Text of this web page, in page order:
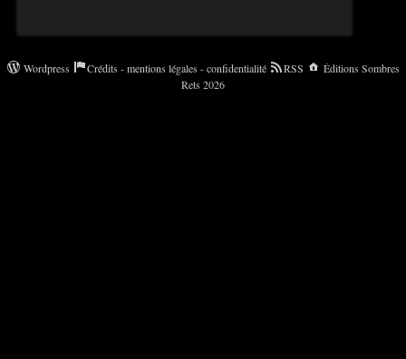
Wordpress Crédits - mentions légales - confidentialité RSS
Éditions Sombres
Rets 2026